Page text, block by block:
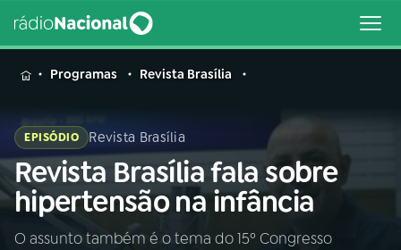
MENU
Buscar
na
Rádio
Nacional
Buscar
Programas Revista Brasília
EPISÓDIO Revista Brasília
Revista Brasília fala sobre
hipertensão na infância
O assunto também é o tema do 15º Congresso